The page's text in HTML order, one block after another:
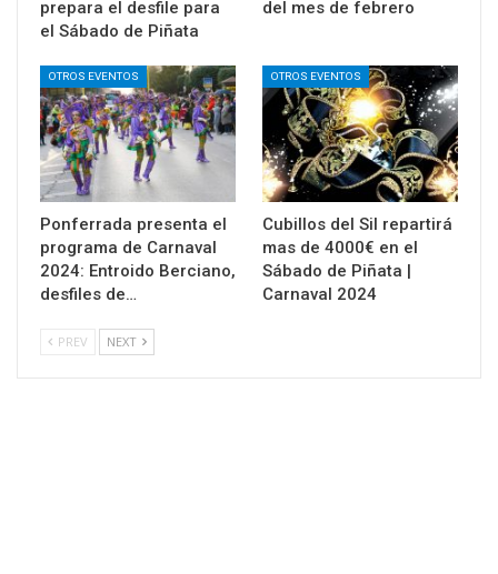
prepara el desfile para
el Sábado de Piñata
del mes de febrero
OTROS EVENTOS
Ponferrada presenta el
programa de Carnaval
2024: Entroido Berciano,
desfiles de…
OTROS EVENTOS
Cubillos del Sil repartirá
mas de 4000€ en el
Sábado de Piñata |
Carnaval 2024
PREV NEXT